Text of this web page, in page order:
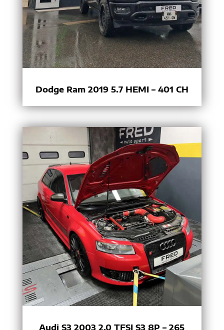
Dodge Ram 2019 5.7 HEMI – 401 CH
Audi S3 2003 2.0 TFSI S3 8P – 265